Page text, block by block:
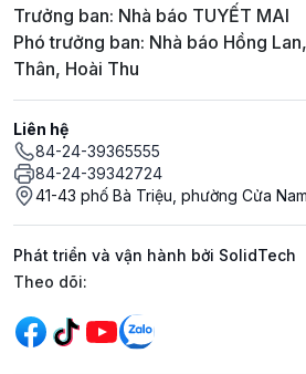
Trưởng ban: Nhà báo TUYẾT MAI
Phó trưởng ban: Nhà báo Hồng
Thân, Hoài Thu
Liên hệ
84-24-39365555
84-24-39342724
41-43 phố Bà Triệu, phường Cửa
Phát triển và vận hành bởi SolidTech
Mạng xã hội
Theo dõi: